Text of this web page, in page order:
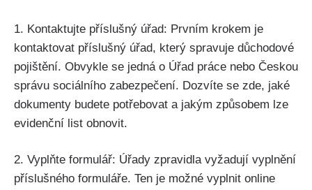
1. Kontaktujte příslušný úřad: Prvním krokem je
kontaktovat příslušný úřad, který spravuje důchodové
pojištění. Obvykle se jedná o Úřad práce nebo Českou
správu sociálního zabezpečení. Dozvíte se zde, jaké
dokumenty budete potřebovat a jakým způsobem lze
evidenční list obnovit.
2. Vyplňte formulář: Úřady zpravidla vyžadují vyplnění
příslušného formuláře. Ten je možné vyplnit online